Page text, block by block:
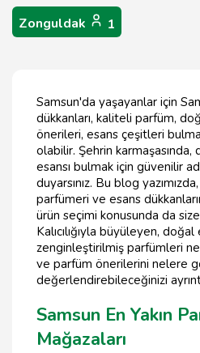
Zonguldak 1
Samsun'da yaşayanlar için
dükkanları, kaliteli parfüm,
önerileri, esans çeşitleri
olabilir. Şehrin
esansı bulmak için güvenilir
duyarsınız. Bu blog
parfümeri ve esans
ürün seçimi konusunda da
Kalıcılığıyla büyüleyen,
zenginleştirilmiş parfümleri
ve parfüm önerilerini nelere
değerlendirebileceğinizi
Samsun En Yakın
Mağazaları